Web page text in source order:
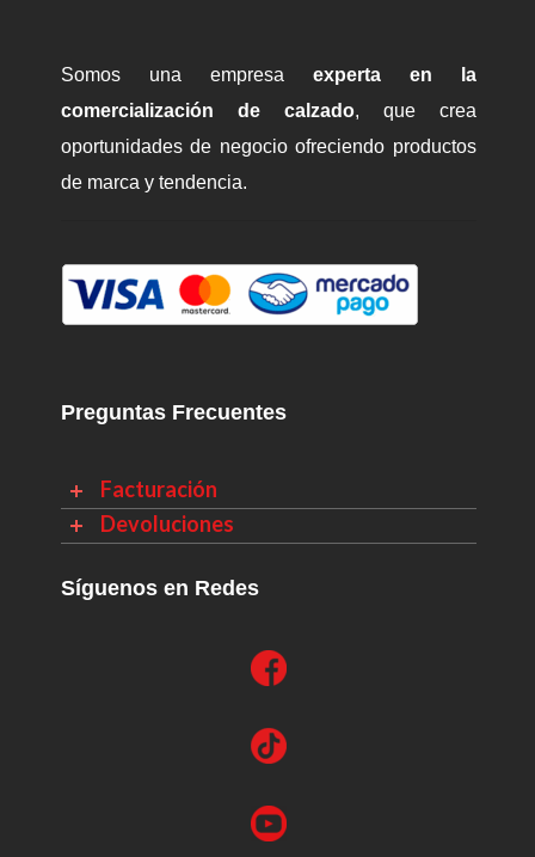
Somos una empresa experta en la
comercialización de calzado, que crea
oportunidades de negocio ofreciendo productos
de marca y tendencia.
Preguntas Frecuentes
Facturación
Devoluciones
Síguenos en Redes